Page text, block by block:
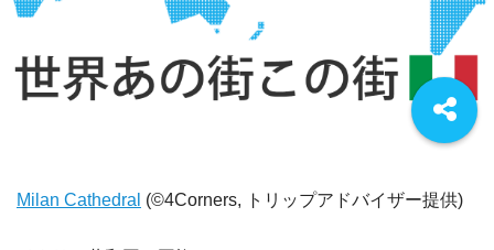
Milan Cathedral (©4Corners, トリップアドバイザー提供)